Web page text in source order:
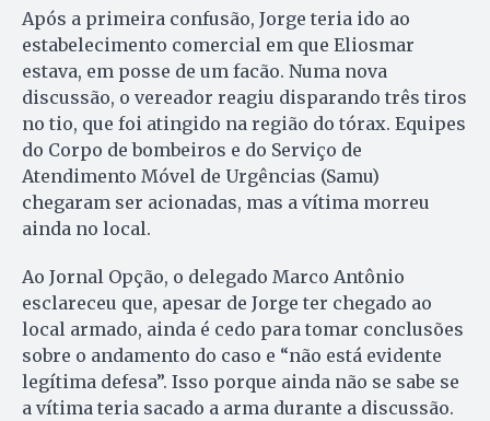
Após a primeira confusão, Jorge teria ido ao
estabelecimento comercial em que Eliosmar
estava, em posse de um facão. Numa nova
discussão, o vereador reagiu disparando três tiros
no tio, que foi atingido na região do tórax. Equipes
do Corpo de bombeiros e do Serviço de
Atendimento Móvel de Urgências (Samu)
chegaram ser acionadas, mas a vítima morreu
ainda no local.
Ao Jornal Opção, o delegado Marco Antônio
esclareceu que, apesar de Jorge ter chegado ao
local armado, ainda é cedo para tomar conclusões
sobre o andamento do caso e “não está evidente
legítima defesa”. Isso porque ainda não se sabe se
a vítima teria sacado a arma durante a discussão.